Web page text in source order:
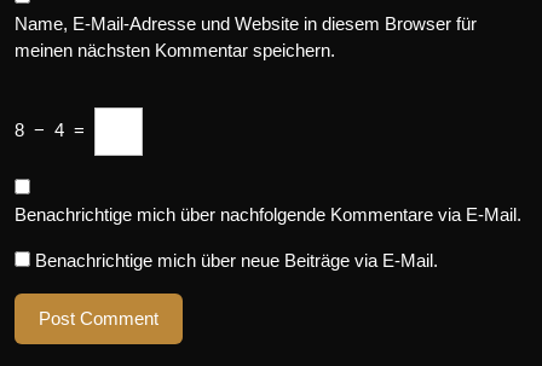
Name, E-Mail-Adresse und Website in diesem Browser für
meinen nächsten Kommentar speichern.
8 − 4 =
Benachrichtige mich über nachfolgende Kommentare via E-Mail.
Benachrichtige mich über neue Beiträge via E-Mail.